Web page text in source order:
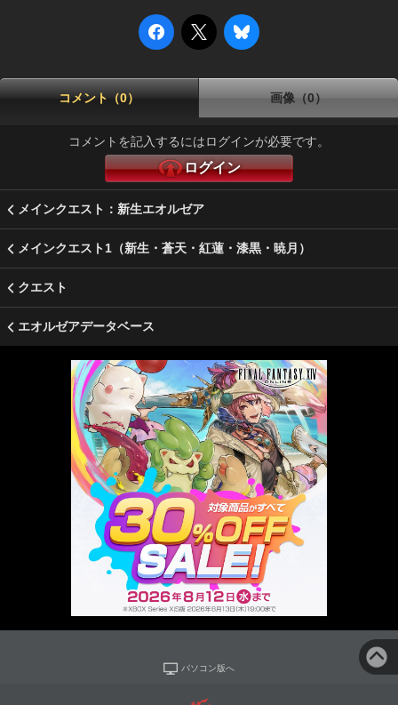
コメント（0） 画像（0）
コメントを記入するにはログインが必要です。
ログイン
メインクエスト：新生エオルゼア
メインクエスト1（新生・蒼天・紅蓮・漆黒・暁月）
クエスト
エオルゼアデータベース
パソコン版へ